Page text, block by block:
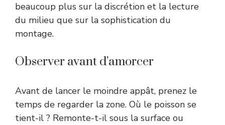
beaucoup plus sur la discrétion et la lecture
du milieu que sur la sophistication du
montage.
Observer avant d’amorcer
Avant de lancer le moindre appât, prenez le
temps de regarder la zone. Où le poisson se
tient-il ? Remonte-t-il sous la surface ou